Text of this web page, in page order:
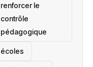
renforcer le
contrôle
pédagogique
écoles